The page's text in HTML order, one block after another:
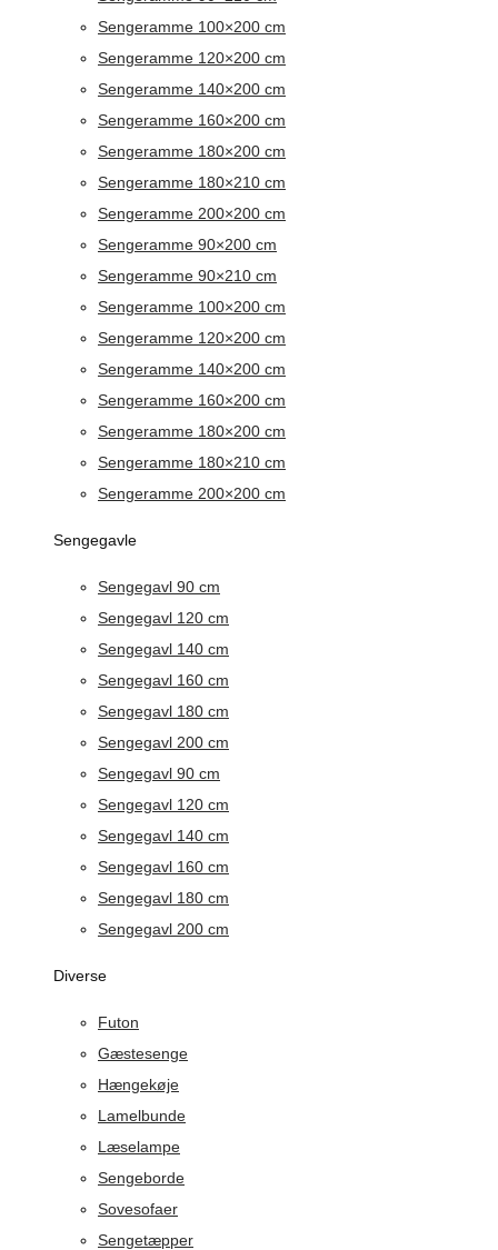
Sengeramme 100×200 cm
Sengeramme 120×200 cm
Sengeramme 140×200 cm
Sengeramme 160×200 cm
Sengeramme 180×200 cm
Sengeramme 180×210 cm
Sengeramme 200×200 cm
Sengeramme 90×200 cm
Sengeramme 90×210 cm
Sengeramme 100×200 cm
Sengeramme 120×200 cm
Sengeramme 140×200 cm
Sengeramme 160×200 cm
Sengeramme 180×200 cm
Sengeramme 180×210 cm
Sengeramme 200×200 cm
Sengegavle
Sengegavl 90 cm
Sengegavl 120 cm
Sengegavl 140 cm
Sengegavl 160 cm
Sengegavl 180 cm
Sengegavl 200 cm
Sengegavl 90 cm
Sengegavl 120 cm
Sengegavl 140 cm
Sengegavl 160 cm
Sengegavl 180 cm
Sengegavl 200 cm
Diverse
Futon
Gæstesenge
Hængekøje
Lamelbunde
Læselampe
Sengeborde
Sovesofaer
Sengetæpper